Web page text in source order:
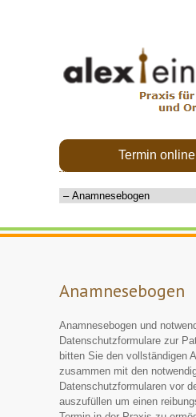
Termin
Anamnesebogen
Anamnesebogen und
Datenschutzformulare zur
bitten Sie den vollständigen
zusammen mit den
Datenschutzformularen vor
auszufüllen um einen